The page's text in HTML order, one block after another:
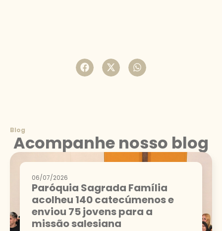
Blog
Acompanhe nosso blog
06/07/2026
Paróquia Sagrada Família
acolheu 140 catecúmenos e
enviou 75 jovens para a
missão salesiana